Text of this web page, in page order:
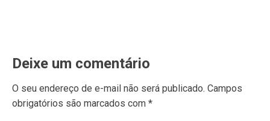
Deixe um comentário
O seu endereço de e-mail não será publicado. Campos
obrigatórios são marcados com *